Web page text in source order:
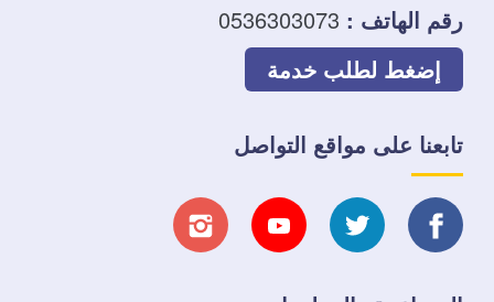
رقم الهاتف : 0536303073
إضغط لطلب خدمة
تابعنا على مواقع التواصل
تابعنا تابعنا تابعنا تابعنا